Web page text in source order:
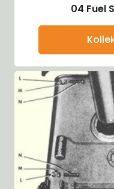
04 Fuel